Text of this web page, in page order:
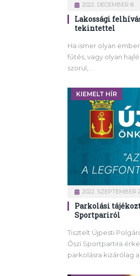
2022. DECEMBER 8.
Lakossági
tekintettel
Ha ismer olyan
fűtés, vagy olyan
szorul,…
KIEMELT HÍR
2022. SZEPTEMBER
Parkolási
Sportpariról
Tisztelt Újpesti
Őszi Sportpartira
parkolásra kizárólag